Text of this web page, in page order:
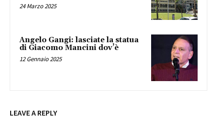
24 Marzo 2025
Angelo Gangi: lasciate la statua
di Giacomo Mancini dov’è
12 Gennaio 2025
LEAVE A REPLY